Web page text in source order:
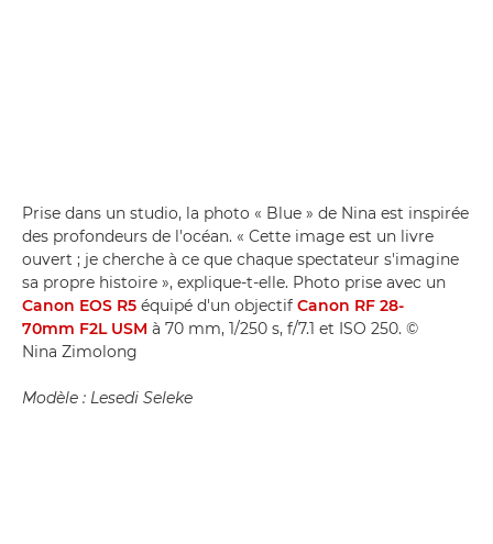
Prise dans un studio, la photo « Blue » de Nina est inspirée
des profondeurs de l'océan. « Cette image est un livre
ouvert ; je cherche à ce que chaque spectateur s'imagine
sa propre histoire », explique-t-elle. Photo prise avec un
Canon EOS R5 équipé d'un objectif Canon RF 28-
70mm F2L USM à 70 mm, 1/250 s, f/7.1 et ISO 250. ©
Nina Zimolong
Modèle : Lesedi Seleke